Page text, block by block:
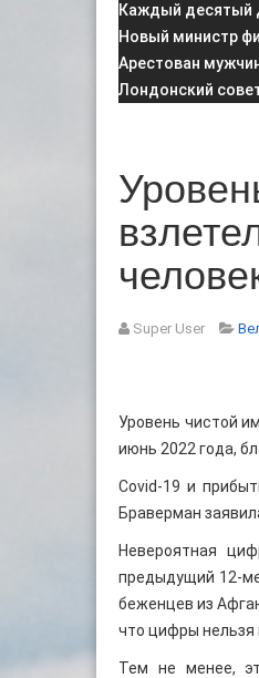
Каждый десятый
Новый министр
Арестован
Лондонский
Super User
Уровень чистой
июнь 2022 года,
Covid-19 и
Браверман
Невероятная
предыдущий 12-
беженцев из
что цифры нельзя
Тем не менее,